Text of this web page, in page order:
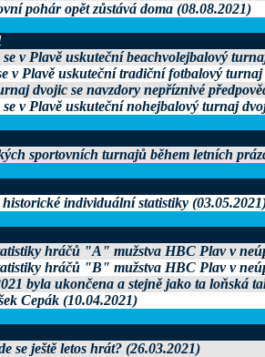
pohár opět zůstává doma (08.08.2021)
se v Plavě uskuteční beachvolejbalový
v Plavě uskuteční tradiční fotbalový turnaj
dvojic se navzdory nepříznivé
se v Plavě uskuteční nohejbalový turnaj
sportovních turnajů během letních
individuální statistiky
hráčů "A" mužstva HBC Plav v
hráčů "B" mužstva HBC Plav v
byla ukončena a stejně jako ta loňská
Cepák (10.04.2021)
se ještě letos hrát? (26.03.2021)